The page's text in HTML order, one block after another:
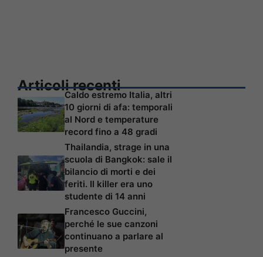
Articoli recenti
Caldo estremo Italia, altri
10 giorni di afa: temporali
al Nord e temperature
record fino a 48 gradi
Thailandia, strage in una
scuola di Bangkok: sale il
bilancio di morti e dei
feriti. Il killer era uno
studente di 14 anni
Francesco Guccini,
perché le sue canzoni
continuano a parlare al
presente